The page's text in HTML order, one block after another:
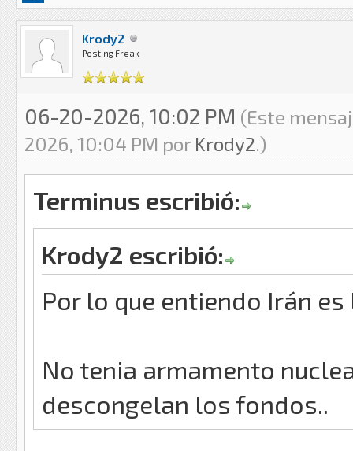
Krody2
Posting Freak
06-20-2026, 10:02 PM (Este
2026, 10:04 PM por Krody2.)
Terminus escribió:
Krody2 escribió:
Por lo que entiendo Irán
No tenia armamento
descongelan los fondos..